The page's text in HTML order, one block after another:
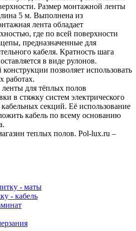
Размер монтажной ленты
5 м. Выполнена из
лента обладает
где по всей поверхности
предназначенные для
кабеля. Кратность шага
в виде рулонов.
позволяет использовать
работах.
для тёплых полов
в стяжку систем электрического
секций. Её использование
кабель по всему основанию
теплых полов. Pol-lux.ru –
- маты
- кабель